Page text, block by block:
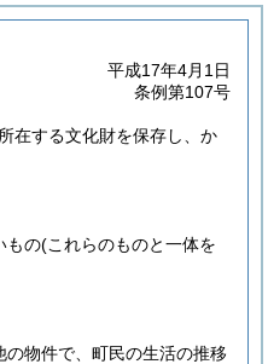
平成17年4月1日
条例第107号
在する文化財を保存し、か
もの(これらのものと一体を
物件で、町民の生活の推移